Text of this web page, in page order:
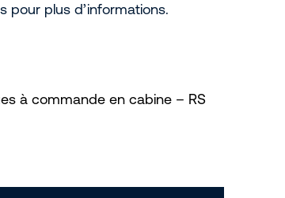
pour plus d’informations.
à commande en cabine – RS